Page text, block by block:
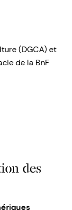
(DGCA) et
de la BnF
des